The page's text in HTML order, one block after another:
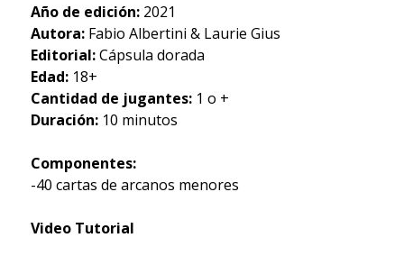
Año de edición: 2021
Autora: Fabio Albertini & Laurie Gius
Editorial:Cápsula dorada
Edad: 18+
Cantidad de jugantes:1 o +
Duración: 10 minutos
Componentes:
-40 cartas de arcanos menores
Video Tutorial